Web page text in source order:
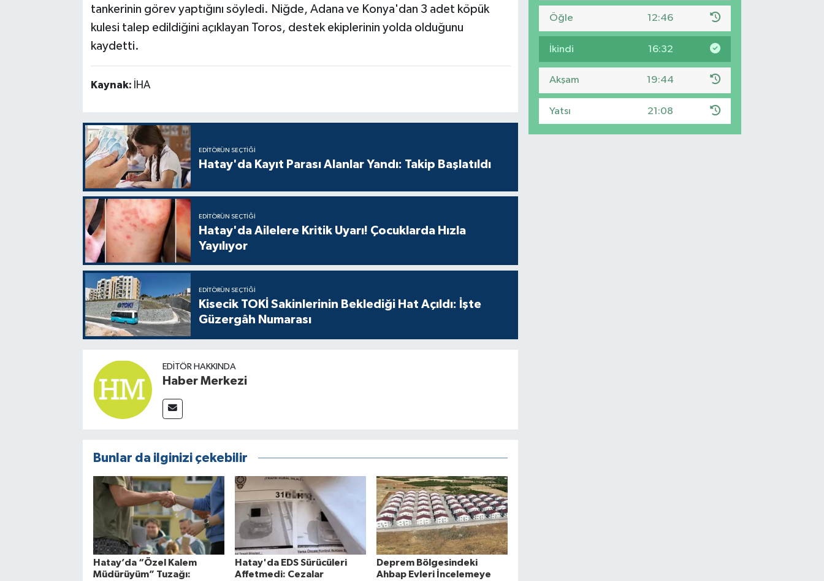
tankerinin görev yaptığını söyledi. Niğde, Adana ve Konya'dan 3 adet köpük
kulesi talep edildiğini açıklayan Toros, destek ekiplerinin yolda olduğunu
kaydetti.
Kaynak: İHA
EDITÖRÜN SEÇTIĞI
Hatay'da Kayıt Parası Alanlar Yandı: Takip Başlatıldı
EDITÖRÜN SEÇTIĞI
Hatay'da Ailelere Kritik Uyarı! Çocuklarda Hızla
Yayılıyor
EDITÖRÜN SEÇTIĞI
Kisecik TOKİ Sakinlerinin Beklediği Hat Açıldı: İşte
Güzergâh Numarası
EDITÖR HAKKINDA
Haber Merkezi
Bunlar da ilginizi çekebilir
Hatay’da “Özel Kalem
Müdürüyüm” Tuzağı:
Hatay'da EDS Sürücüleri
Affetmedi: Cezalar
Deprem Bölgesindeki
Ahbap Evleri İncelemeye
Öğle 12:46
İkindi 16:32
Akşam 19:44
Yatsı 21:08